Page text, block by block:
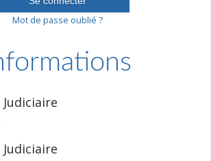
Mot de passe oublié ?